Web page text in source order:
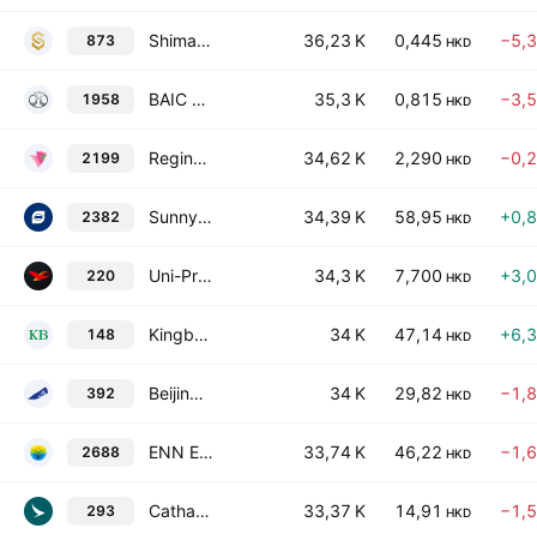
873 Shimao Services Holdings Limited 36,23 K 0,445 HKD
1958 BAIC Motor Corporation Limited Class H 35,3 K 0,815 HKD
2199 Regina Miracle International (Holdings) Limited 34,62 K 2,290 HKD
2382 Sunny Optical Technology (Group) Co., Ltd. 34,39 K 58,95 HKD
220 Uni-President China Holdings Ltd. 34,3 K 7,700 HKD
148 Kingboard Holdings Limited 34 K 47,14 HKD
392 Beijing Enterprises Holdings Limited 34 K 29,82 HKD
2688 ENN Energy Holdings Limited 33,74 K 46,22 HKD
293 Cathay Pacific Airways Limited 33,37 K 14,91 HKD